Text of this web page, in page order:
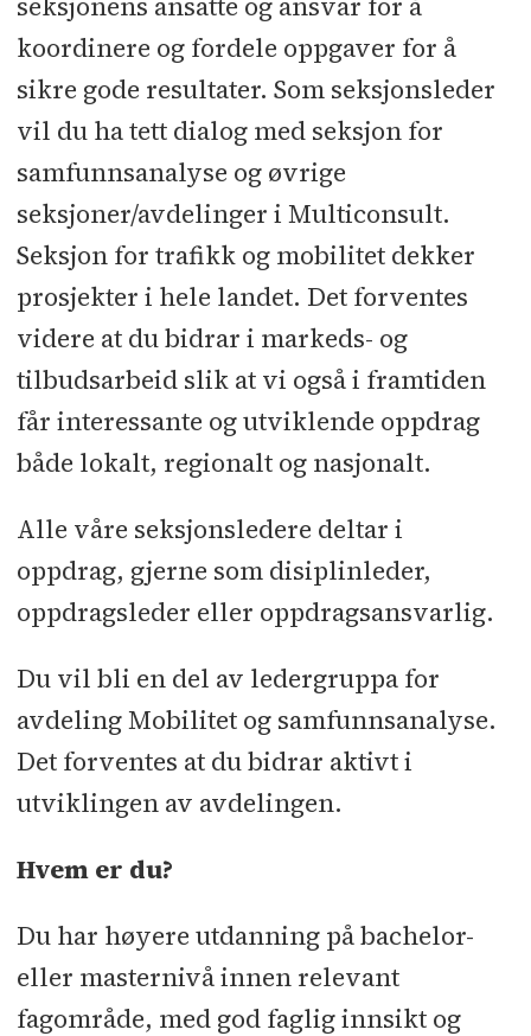
koordinere og fordele oppgaver for å
sikre gode resultater. Som seksjonsleder
vil du ha tett dialog med seksjon for
samfunnsanalyse og øvrige
seksjoner/avdelinger i Multiconsult.
Seksjon for trafikk og mobilitet dekker
prosjekter i hele landet. Det forventes
videre at du bidrar i markeds- og
tilbudsarbeid slik at vi også i framtiden
får interessante og utviklende oppdrag
både lokalt, regionalt og nasjonalt.
Alle våre seksjonsledere deltar i
oppdrag, gjerne som disiplinleder,
oppdragsleder eller oppdragsansvarlig.
Du vil bli en del av ledergruppa for
avdeling Mobilitet og samfunnsanalyse.
Det forventes at du bidrar aktivt i
utviklingen av avdelingen.
Hvem er du?
Du har høyere utdanning på bachelor-
eller masternivå innen relevant
fagområde, med god faglig innsikt og